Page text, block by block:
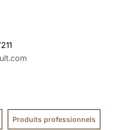
Produits professionnels